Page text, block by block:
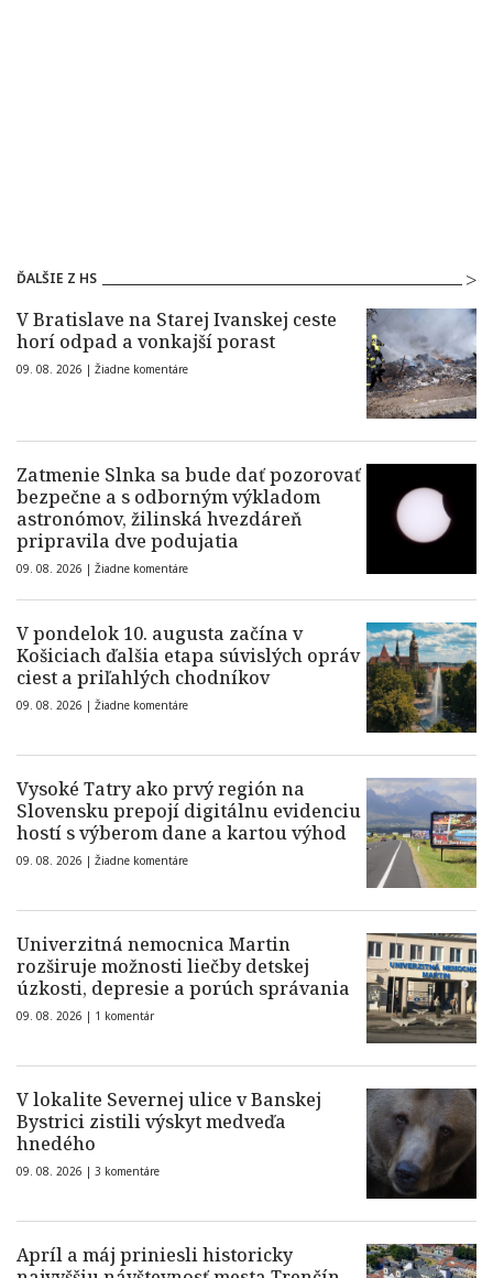
ĎALŠIE Z HS
V Bratislave na Starej Ivanskej ceste
horí odpad a vonkajší porast
09. 08. 2026 | Žiadne komentáre
Zatmenie Slnka sa bude dať pozorovať
bezpečne a s odborným výkladom
astronómov, žilinská hvezdáreň
pripravila dve podujatia
09. 08. 2026 | Žiadne komentáre
V pondelok 10. augusta začína v
Košiciach ďalšia etapa súvislých opráv
ciest a priľahlých chodníkov
09. 08. 2026 | Žiadne komentáre
Vysoké Tatry ako prvý región na
Slovensku prepojí digitálnu evidenciu
hostí s výberom dane a kartou výhod
09. 08. 2026 | Žiadne komentáre
Univerzitná nemocnica Martin
rozširuje možnosti liečby detskej
úzkosti, depresie a porúch správania
09. 08. 2026 | 1 komentár
V lokalite Severnej ulice v Banskej
Bystrici zistili výskyt medveďa
hnedého
09. 08. 2026 | 3 komentáre
Apríl a máj priniesli historicky